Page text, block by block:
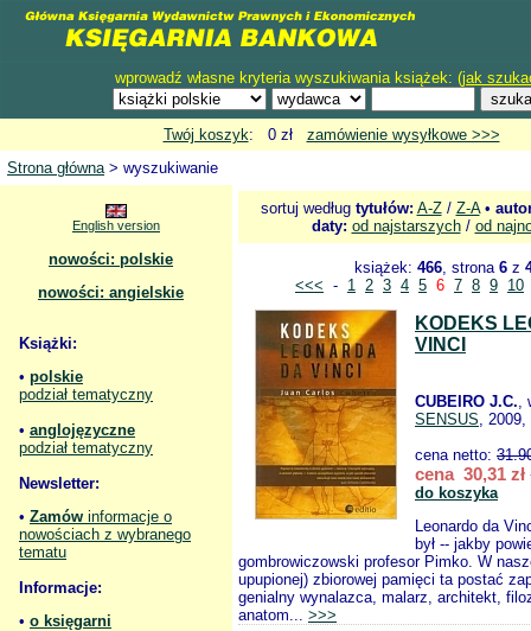
wprowadź własne kryteria wyszukiwania książek: (jak
Twój koszyk: 0 zł zamówienie wysyłkowe >>>
Strona główna> wyszukiwanie
English version
nowości: polskie
nowości: angielskie
Książki:
• polskie
podział tematyczny
• anglojęzyczne
podział tematyczny
Newsletter:
• Zamów informacje o
nowościach z wybranego
tematu
Informacje:
• o księgarni
sortuj według tytułów: A-Z/ Z-A•
daty: od najstarszych/ od
książek: 466, strona 6 z
<<< - 1 2 3 4 5 6 7 8 9 10
KODEKS
VINCI
CUBEIRO J.C.,
SENSUS, 2009,
cena netto:
cena 30,31 zł
do koszyka
Leonardo da
był -- jakby
gombrowiczowski profesor Pimko. W
upupionej) zbiorowej pamięci ta postać
genialny wynalazca, malarz, architekt,
anatom... >>>